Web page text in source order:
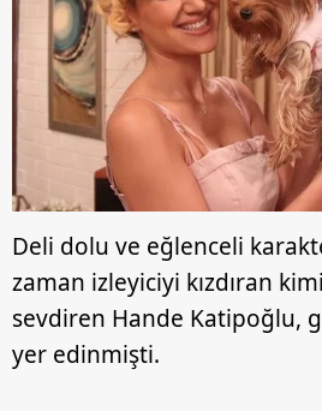
Deli dolu ve eğlenceli
zaman izleyiciyi kızdıran
sevdiren Hande Katipoğlu,
yer edinmişti.